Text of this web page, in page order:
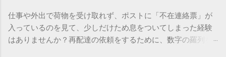
必要はありません。 1. なぜ「変換」しても旧字・外字が出て
こないのか？ そもそも、なぜ普通の変換で出てこない漢字が
あるのでしょうか。その理由は、パソコンが文字を認識する
仕事や外出で荷物を受け取れず、ポストに「不在連絡票」が
入っているのを見て、少しだけため息をついてしまった経験
はありませんか？再配達の依頼をするために、数字の羅列を